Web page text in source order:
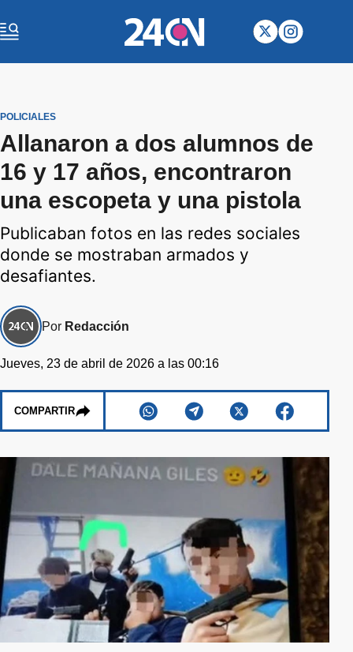
POLICIALES
Allanaron a dos alumnos de
16 y 17 años, encontraron
una escopeta y una pistola
Publicaban fotos en las redes sociales
donde se mostraban armados y
desafiantes.
Por Redacción
Jueves, 23 de abril de 2026 a las 00:16
COMPARTIR